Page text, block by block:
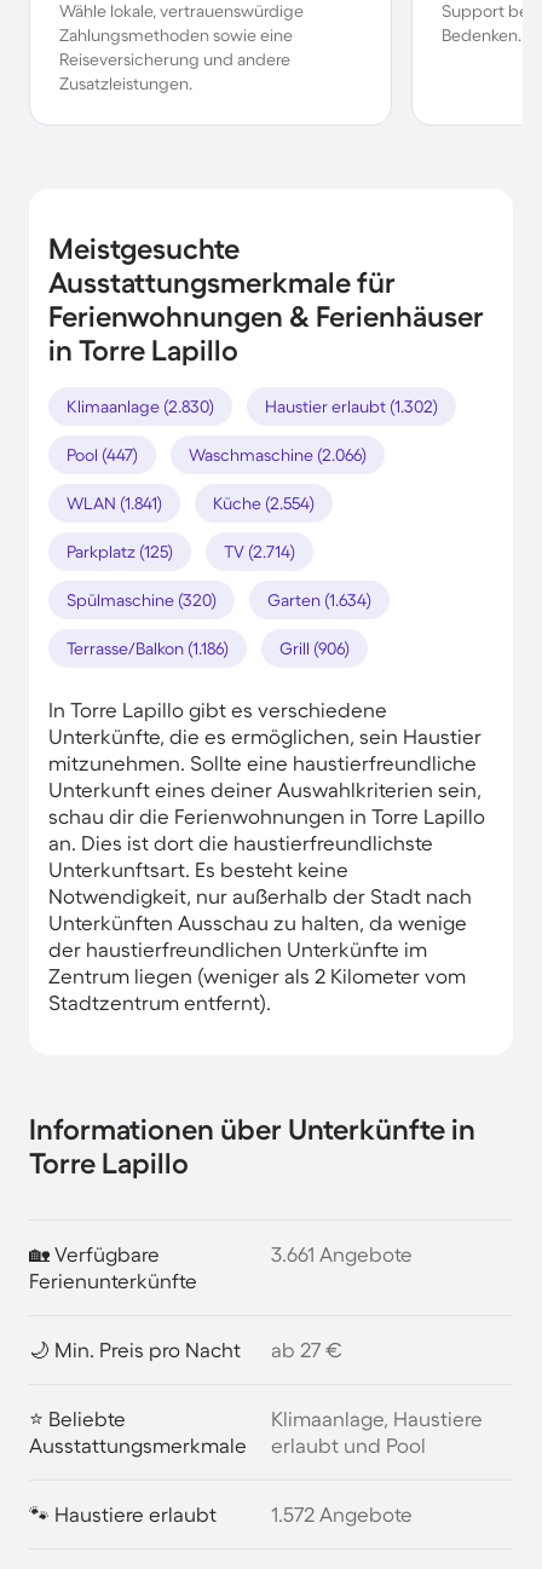
Wähle lokale, vertrauenswürdige
Zahlungsmethoden sowie eine
Reiseversicherung und andere
Zusatzleistungen.
Support bei
Bedenken.
Meistgesuchte
Ausstattungsmerkmale für
Ferienwohnungen & Ferienhäuser
in Torre Lapillo
Klimaanlage (2.830) Haustier erlaubt (1.302)
Pool (447) Waschmaschine (2.066)
WLAN (1.841) Küche (2.554)
Parkplatz (125) TV (2.714)
Spülmaschine (320) Garten (1.634)
Terrasse/Balkon (1.186) Grill (906)
In Torre Lapillo gibt es verschiedene
Unterkünfte, die es ermöglichen, sein Haustier
mitzunehmen. Sollte eine haustierfreundliche
Unterkunft eines deiner Auswahlkriterien sein,
schau dir die Ferienwohnungen in Torre Lapillo
an. Dies ist dort die haustierfreundlichste
Unterkunftsart. Es besteht keine
Notwendigkeit, nur außerhalb der Stadt nach
Unterkünften Ausschau zu halten, da wenige
der haustierfreundlichen Unterkünfte im
Zentrum liegen (weniger als 2 Kilometer vom
Stadtzentrum entfernt).
Informationen über Unterkünfte in
Torre Lapillo
🏡 Verfügbare
Ferienunterkünfte
3.661 Angebote
🌙 Min. Preis pro Nacht ab 27 €
⭐ Beliebte
Ausstattungsmerkmale
Klimaanlage, Haustiere
erlaubt und Pool
🐾 Haustiere erlaubt 1.572 Angebote